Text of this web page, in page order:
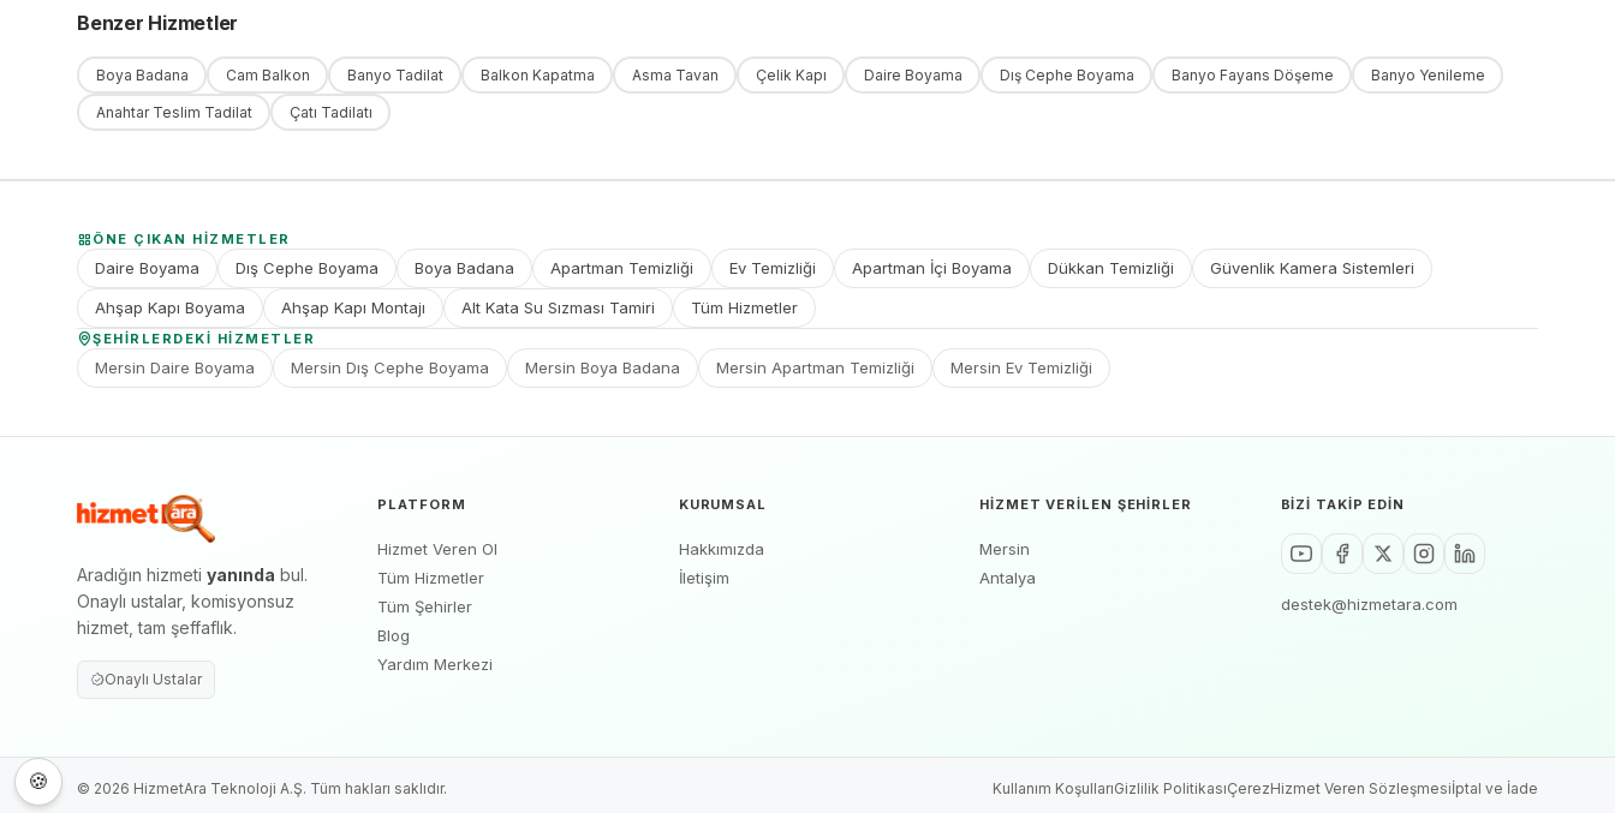
Benzer Hizmetler
Boya Badana Cam Balkon Banyo Tadilat Balkon Kapatma Asma Tavan Çelik Kapı Daire Boyama Dış Cephe Boyama Banyo Fayans Döşeme Banyo Yenileme
Anahtar Teslim Tadilat Çatı Tadilatı
ÖNE ÇIKAN HIZMETLER
Daire Boyama Dış Cephe Boyama Boya Badana Apartman Temizliği Ev Temizliği Apartman İçi Boyama Dükkan Temizliği Güvenlik Kamera Sistemleri
Ahşap Kapı Boyama Ahşap Kapı Montajı Alt Kata Su Sızması Tamiri Tüm Hizmetler
ŞEHIRLERDEKI HIZMETLER
Mersin Daire Boyama Mersin Dış Cephe Boyama Mersin Boya Badana Mersin Apartman Temizliği Mersin Ev Temizliği
Aradığın hizmeti yanında bul.
Onaylı ustalar, komisyonsuz
hizmet, tam şeffaflık.
Onaylı Ustalar
PLATFORM
Hizmet Veren Ol
Tüm Hizmetler
Tüm Şehirler
Blog
Yardım Merkezi
KURUMSAL
Hakkımızda
İletişim
HIZMET VERILEN ŞEHIRLER
Mersin
Antalya
BIZI TAKIP EDIN
destek@hizmetara.com
© 2026 HizmetAra Teknoloji A.Ş. Tüm hakları saklıdır. Kullanım KoşullarıGizlilik PolitikasıÇerezHizmet Veren Sözleşmesiİptal ve İade
🍪